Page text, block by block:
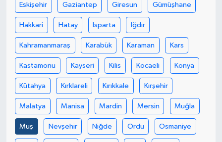
Eskişehir Gaziantep Giresun Gümüşhane
Hakkari Hatay Isparta Iğdır
Kahramanmaraş Karabük Karaman Kars
Kastamonu Kayseri Kilis Kocaeli Konya
Kütahya Kırklareli Kırıkkale Kırşehir
Malatya Manisa Mardin Mersin Muğla
Muş Nevşehir Niğde Ordu Osmaniye